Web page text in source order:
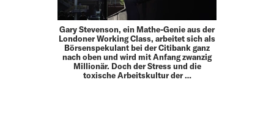
Gary Stevenson, ein Mathe-Genie aus der
Londoner Working Class, arbeitet sich als
Börsenspekulant bei der Citibank ganz
nach oben und wird mit Anfang zwanzig
Millionär. Doch der Stress und die
toxische Arbeitskultur der …